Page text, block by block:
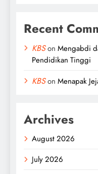
Recent
KBSon Mengabdi
Pendidikan Tinggi
KBSon Menapak
Archives
August 2026
July 2026